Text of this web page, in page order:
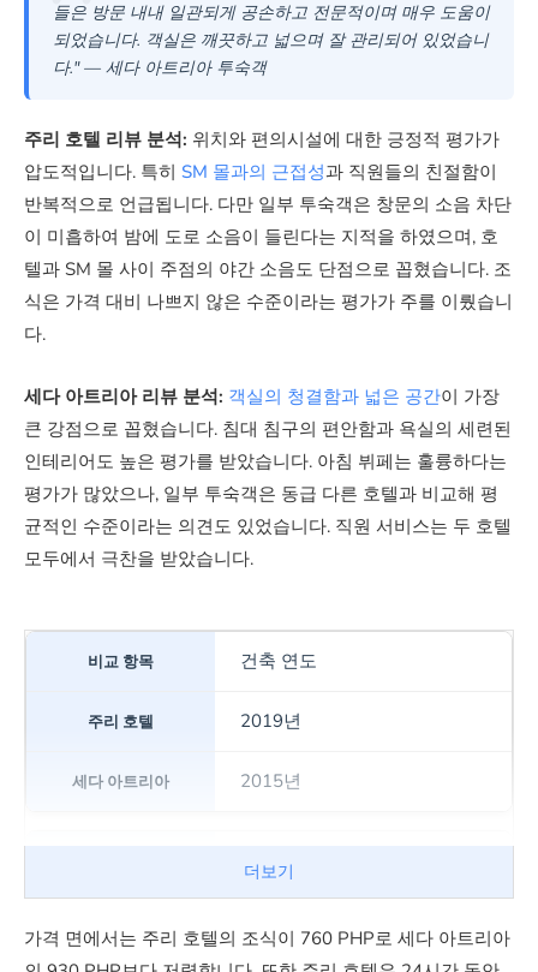
들은 방문 내내 일관되게 공손하고 전문적이며 매우 도움이
되었습니다. 객실은 깨끗하고 넓으며 잘 관리되어 있었습니
다." — 세다 아트리아 투숙객
주리 호텔 리뷰 분석: 위치와 편의시설에 대한 긍정적 평가가
압도적입니다. 특히 SM 몰과의 근접성과 직원들의 친절함이
반복적으로 언급됩니다. 다만 일부 투숙객은 창문의 소음 차단
이 미흡하여 밤에 도로 소음이 들린다는 지적을 하였으며, 호
텔과 SM 몰 사이 주점의 야간 소음도 단점으로 꼽혔습니다. 조
식은 가격 대비 나쁘지 않은 수준이라는 평가가 주를 이뤘습니
다.
세다 아트리아 리뷰 분석: 객실의 청결함과 넓은 공간이 가장
큰 강점으로 꼽혔습니다. 침대 침구의 편안함과 욕실의 세련된
인테리어도 높은 평가를 받았습니다. 아침 뷔페는 훌륭하다는
평가가 많았으나, 일부 투숙객은 동급 다른 호텔과 비교해 평
균적인 수준이라는 의견도 있었습니다. 직원 서비스는 두 호텔
모두에서 극찬을 받았습니다.
건축 연도
2019년
2015년
총 객실 수
더보기
가격 면에서는 주리 호텔의 조식이 760 PHP로 세다 아트리아